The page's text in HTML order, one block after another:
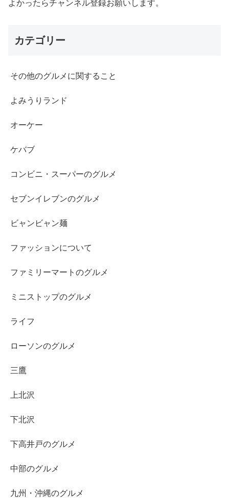
よかったらチャンネル登録お願いします。
カテゴリー
その他のグルメに関すること
よみうりランド
オーケー
ケバブ
コンビニ・スーパーのグルメ
セブンイレブンのグルメ
ビャンビャン麺
ファッションについて
ファミリーマートのグルメ
ミニストップのグルメ
ライフ
ローソンのグルメ
三鷹
上北沢
下北沢
下高井戸のグルメ
中部のグルメ
九州・沖縄のグルメ